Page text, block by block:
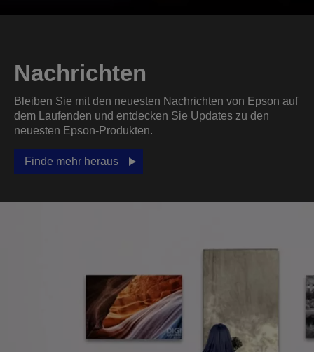
Nachrichten
Bleiben Sie mit den neuesten Nachrichten von Epson auf
dem Laufenden und entdecken Sie Updates zu den
neuesten Epson-Produkten.
Finde mehr heraus